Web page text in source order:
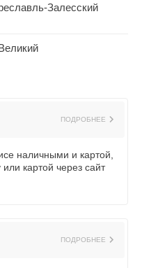
Залесский
ПОДРОБНЕЕ
наличными и картой,
картой через сайт
ПОДРОБНЕЕ